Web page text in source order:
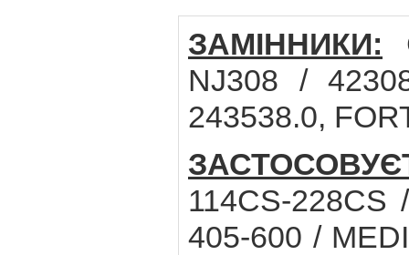
ЗАМІННИКИ:
NJ308 /
243538.0,
114CS-228CS
405-600 /